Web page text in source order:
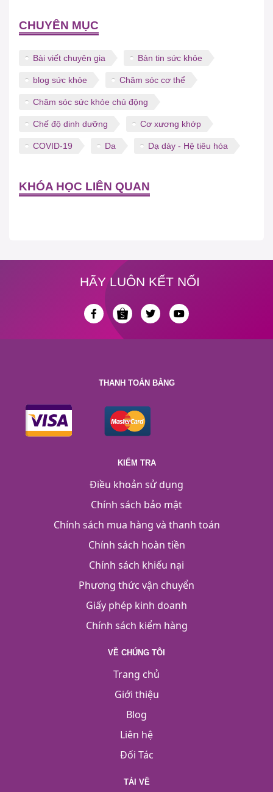
CHUYÊN MỤC
Bài viết chuyên gia Bản tin sức khỏe
blog sức khỏe Chăm sóc cơ thể
Chăm sóc sức khỏe chủ động
Chế độ dinh dưỡng Cơ xương khớp
COVID-19 Da Dạ dày - Hệ tiêu hóa
KHÓA HỌC LIÊN QUAN
HÃY LUÔN KẾT NỐI
THANH TOÁN BẰNG
KIỂM TRA
Điều khoản sử dụng
Chính sách bảo mật
Chính sách mua hàng và thanh toán
Chính sách hoàn tiền
Chính sách khiếu nại
Phương thức vận chuyển
Giấy phép kinh doanh
Chính sách kiểm hàng
VỀ CHÚNG TÔI
Trang chủ
Giới thiệu
Blog
Liên hệ
Đối Tác
TẢI VỀ